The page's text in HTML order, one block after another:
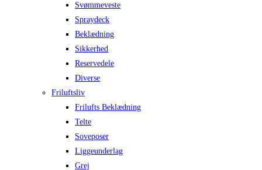
Svømmeveste
Spraydeck
Beklædning
Sikkerhed
Reservedele
Diverse
Friluftsliv
Frilufts Beklædning
Telte
Soveposer
Liggeunderlag
Grej